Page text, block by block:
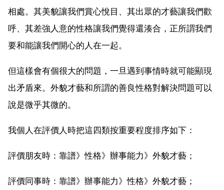
相處。其美貌讓我們賞心悅目、其出眾的才藝讓我們歡
呼、其差強人意的性格讓我們覺得還湊合，正所謂我們
要和能讓我們開心的人在一起。
但這樣會有個很大的問題，一旦遇到事情時就可能顯現
出矛盾來。外貌才藝和所謂的善良性格對解決問題可以
說是微乎其微的。
我個人在評價人時把這四類按重要程度排序如下：
評價朋友時：靠譜》性格》辦事能力》外貌才藝；
評價同事時：靠譜》辦事能力》性格》外貌才藝；